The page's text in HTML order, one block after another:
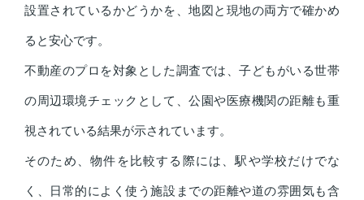
設置されているかどうかを、地図と現地の両方で確かめ
ると安心です。
不動産のプロを対象とした調査では、子どもがいる世帯
の周辺環境チェックとして、公園や医療機関の距離も重
視されている結果が示されています。
そのため、物件を比較する際には、駅や学校だけでな
く、日常的によく使う施設までの距離や道の雰囲気も含